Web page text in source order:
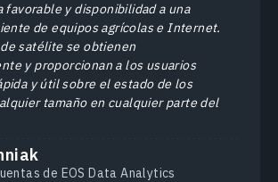
favorable y disponibilidad a una
de equipos agrícolas e Internet.
satélite se obtienen
y proporcionan a los usuarios
y útil sobre el estado de los
tamaño en cualquier parte del
de EOS Data Analytics